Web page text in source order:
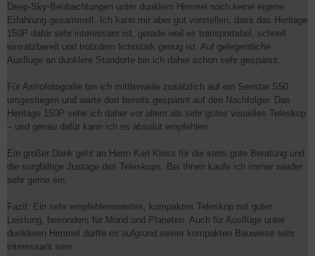
Deep-Sky-Beobachtungen unter dunklem Himmel noch keine eigene
Erfahrung gesammelt. Ich kann mir aber gut vorstellen, dass das Heritage
150P dafür sehr interessant ist, gerade weil es transportabel, schnell
einsatzbereit und trotzdem lichtstark genug ist. Auf gelegentliche
Ausflüge an dunklere Standorte bin ich daher schon sehr gespannt.
Für Astrofotografie bin ich mittlerweile zusätzlich auf ein Seestar S50
umgestiegen und warte dort bereits gespannt auf den Nachfolger. Das
Heritage 150P sehe ich daher vor allem als sehr gutes visuelles Teleskop
– und genau dafür kann ich es absolut empfehlen.
Ein großer Dank geht an Herrn Karl Kloss für die stets gute Beratung und
die sorgfältige Justage des Teleskops. Bei Ihnen kaufe ich immer wieder
sehr gerne ein.
Fazit: Ein sehr empfehlenswertes, kompaktes Teleskop mit guter
Leistung, besonders für Mond und Planeten. Auch für Ausflüge unter
dunkleren Himmel dürfte es aufgrund seiner kompakten Bauweise sehr
interessant sein.